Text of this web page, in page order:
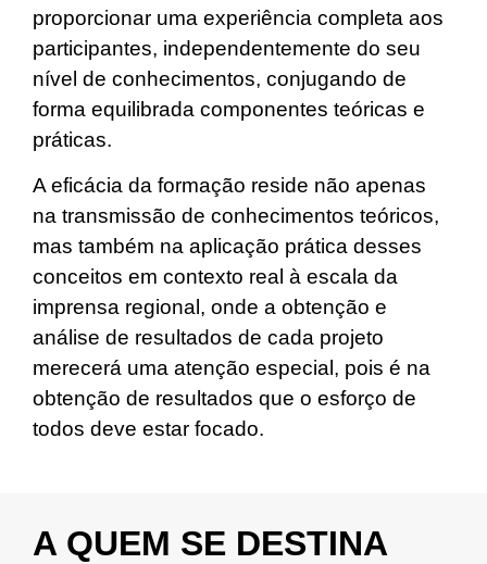
proporcionar uma experiência completa aos
participantes, independentemente do seu
nível de conhecimentos, conjugando de
forma equilibrada componentes teóricas e
práticas.
A eficácia da formação reside não apenas
na transmissão de conhecimentos teóricos,
mas também na aplicação prática desses
conceitos em contexto real à escala da
imprensa regional, onde a obtenção e
análise de resultados de cada projeto
merecerá uma atenção especial, pois é na
obtenção de resultados que o esforço de
todos deve estar focado.
A QUEM SE DESTINA